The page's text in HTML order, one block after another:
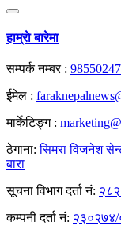
हाम्राे बारेमा
सम्पर्क नम्बर :
ईमेल :
मार्केटिङ्ग :
ठेगाना:सिमरा विजनेश
बारा
सूचना विभाग दर्ता नं:
कम्पनी दर्ता नं: